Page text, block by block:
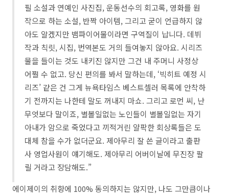
필 소설과 연예인 사진집, 운동선수의 회고록, 영화를 원
작으로 하는 소설, 반짝 아이템, 그리고 굳이 언급하지 않
아도 알겠지만 뱀파이어물이라면 구역질이 납니다. 데뷔
작과 칙릿, 시집, 번역본도 거의 들여놓지 않아요. 시리즈
물을 들이는 것도 내키진 않지만 그건 내 주머니 사정상
어쩔 수 없고. 당신 편의를 봐서 말하는데, ‘빅히트 예정 시
리즈’ 같은 건 그게 뉴욕타임스 베스트셀러 목록에 안착하
기 전까지는 나한테 말도 꺼내지 마쇼. 그리고 로먼 씨, 난
무엇보다 말이죠, 별볼일없는 노인들이 별볼일없는 자기
아내가 암으로 죽었다고 끼적거린 얄팍한 회상록들은 도
대체 참을 수가 없더군요. 제아무리 잘 쓴 글이라고 출판
사 영업사원이 얘기해도. 제아무리 어버이날에 무진장 팔
릴 거라고 장담해도.”
에이제이의 취향에 100% 동의하지는 않지만, 나도 그만큼이나